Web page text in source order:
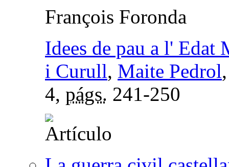
François Foronda
Idees de pau a l' Edat
i Curull, Maite Pedrol
4, págs. 241-250